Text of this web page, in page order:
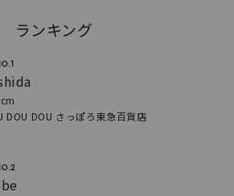
ランキング
DOU DOU さっぽろ東急百貨店